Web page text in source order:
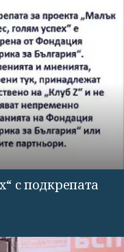
с подкрепата